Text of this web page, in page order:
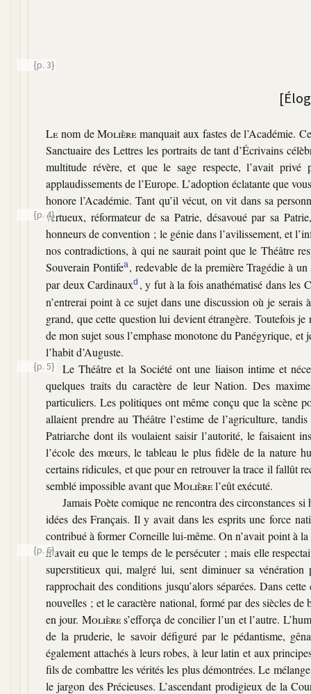
{p. 3}
Lenom deMolièremanquait aux fastes de l’Académie.
Sanctuaire des Lettres les portraits de tant d’Écrivains
multitude révère, et que le sage respecte, l’avait
applaudissements de l’Europe. L’adoption éclatante que
honore l’Académie. Tant qu’il vécut, on vit dans sa
vertueux, réformateur de sa Patrie, désavoué par sa
{p. 4}
honneurs de convention ; le génie dans l’avilissement, et
nos contradictions, à qui ne saurait point que le Théâtre
Souverain Pontifea, redevable de la première Tragédie à
par deux Cardinauxd , y fut à la fois anathématisé dans les
n’entrerai point à ce sujet dans une discussion où je
grand, que cette question lui devient étrangère. Toutefois
de mon sujet sous l’emphase monotone du Panégyrique,
l’habit d’Auguste.
Le Théâtre et la Société ont une liaison intime et
{p. 5}
quelques traits du caractère de leur Nation. Des
particuliers. Les politiques ont même conçu que la scène
allaient prendre au Théâtre l’estime de l’agriculture,
Patriarche dont ils voulaient saisir l’autorité, le faisaient
l’école des mœurs, le tableau le plus fidèle de la nature
certains ridicules, et que pour en retrouver la trace il fallût
semblé impossible avant queMolièrel’eût exécuté.
Jamais Poète comique ne rencontra des circonstances
idées des Français. Il y avait dans les esprits une force
contribué à former Corneille lui-même. On n’avait point à
n’avait eu que le temps
{p. 6}
de le persécuter ; mais elle
superstitieux qui, malgré lui, sent diminuer sa
rapprochait des conditions jusqu’alors séparées. Dans
nouvelles ; et le caractère national, formé par des siècles de
en jour. Molières’efforça de concilier l’un et l’autre.
de la pruderie, le savoir défiguré par le pédantisme,
également attachés à leurs robes, à leur latin et aux
fils de combattre les vérités les plus démontrées. Le
le jargon des Précieuses. L’ascendant prodigieux de la